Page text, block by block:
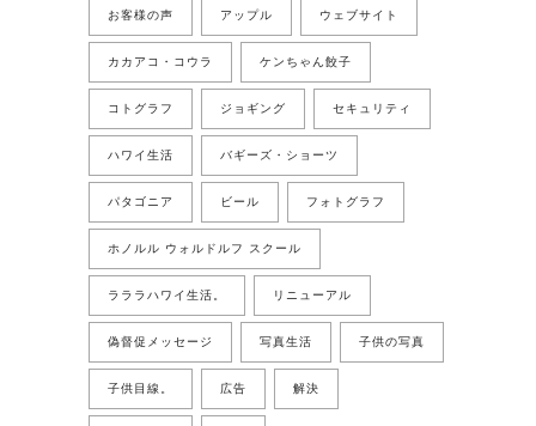
お客様の声 アップル ウェブサイト
カカアコ・コウラ ケンちゃん餃子
コトグラフ ジョギング セキュリティ
ハワイ生活 バギーズ・ショーツ
パタゴニア ビール フォトグラフ
ホノルル ウォルドルフ スクール
ラララハワイ生活。 リニューアル
偽督促メッセージ 写真生活 子供の写真
子供目線。 広告 解決